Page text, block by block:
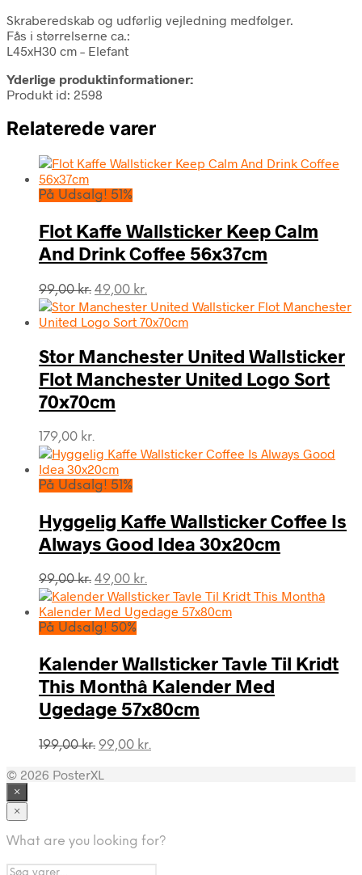
Skraberedskab og udførlig vejledning medfølger.
Fås i størrelserne ca.:
L45xH30 cm – Elefant
Yderlige produktinformationer:
Produkt id: 2598
Relaterede varer
På Udsalg! 51%
Flot Kaffe Wallsticker Keep Calm
And Drink Coffee 56x37cm
99,00kr. Den
oprindelige
pris
99,00 kr..
49,00 kr.
aktuelle
pris
49,00 kr..
Stor Manchester United Wallsticker
Flot Manchester United Logo Sort
70x70cm
179,00 kr.
På Udsalg! 51%
Hyggelig Kaffe Wallsticker Coffee Is
Always Good Idea 30x20cm
99,00kr. Den
oprindelige
pris
var:
49,00 kr.
aktuelle
pris
På Udsalg! 50%
Kalender Wallsticker Tavle Til Kridt
This Monthâ Kalender Med
Ugedage 57x80cm
199,00kr. Den
pris
99,00 kr.
© 2026 PosterXL
×
×
What are you looking for?